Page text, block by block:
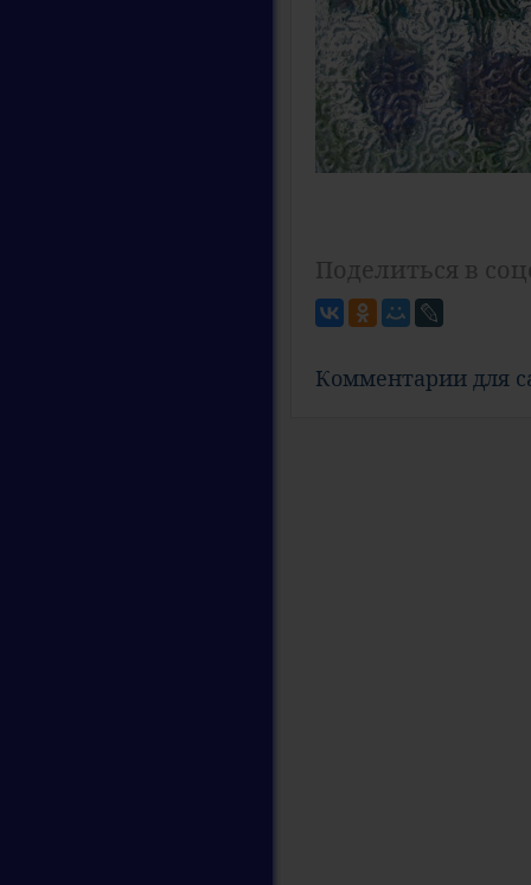
Поделиться в
Комментарии для